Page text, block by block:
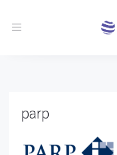
Toggle
parp